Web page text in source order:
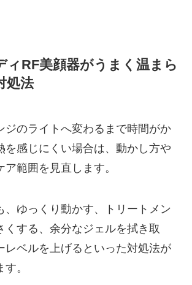
ィRF美顔器がうまく温まら
処法
ジのライトへ変わるまで時間がか
を感じにくい場合は、動かし方や
範囲を見直します。
、ゆっくり動かす、トリートメン
くする、余分なジェルを拭き取
レベルを上げるといった対処法が
。